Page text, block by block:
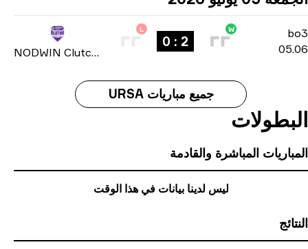
جميع مباريات URSA
المباشرة والقادمة
ليس لدينا بيانات في هذا الوقت